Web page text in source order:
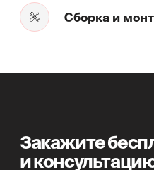
Онлайн оплата
г. Санкт-Петербург,
Пр-т. Медиков 5, БЦ Карповка